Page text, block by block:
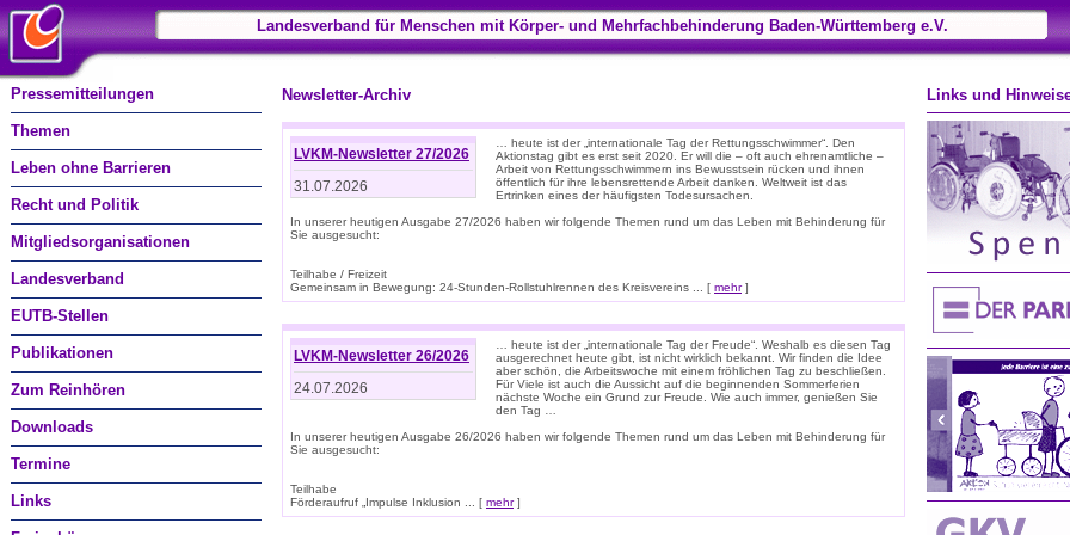
Landesverband für Menschen mit Körper- und Mehrfachbehinderung Baden-Württemberg e.V.
Pressemitteilungen
Themen
Leben ohne Barrieren
Recht und Politik
Mitgliedsorganisationen
Landesverband
EUTB-Stellen
Publikationen
Zum Reinhören
Downloads
Termine
Links
Newsletter-Archiv
LVKM-Newsletter 27/2026
31.07.2026
… heute ist der „internationale Tag der Rettungsschwimmer“. Den
Aktionstag gibt es erst seit 2020. Er will die – oft auch ehrenamtliche –
Arbeit von Rettungsschwimmern ins Bewusstsein rücken und ihnen
öffentlich für ihre lebensrettende Arbeit danken. Weltweit ist das
Ertrinken eines der häufigsten Todesursachen.
In unserer heutigen Ausgabe 27/2026 haben wir folgende Themen rund um das Leben mit Behinderung für
Sie ausgesucht:
Teilhabe / Freizeit
Gemeinsam in Bewegung: 24-Stunden-Rollstuhlrennen des Kreisvereins ... [ mehr]
LVKM-Newsletter 26/2026
24.07.2026
… heute ist der „internationale Tag der Freude“. Weshalb es diesen Tag
ausgerechnet heute gibt, ist nicht wirklich bekannt. Wir finden die Idee
aber schön, die Arbeitswoche mit einem fröhlichen Tag zu beschließen.
Für Viele ist auch die Aussicht auf die beginnenden Sommerferien
nächste Woche ein Grund zur Freude. Wie auch immer, genießen Sie
den Tag …
In unserer heutigen Ausgabe 26/2026 haben wir folgende Themen rund um das Leben mit Behinderung für
Sie ausgesucht:
Teilhabe
Förderaufruf „Impulse Inklusion ... [ mehr]
Links und